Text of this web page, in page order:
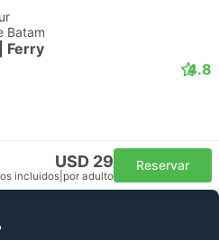
Batam
Ferry
4.8
USD 29
incluidos por adulto
Reservar